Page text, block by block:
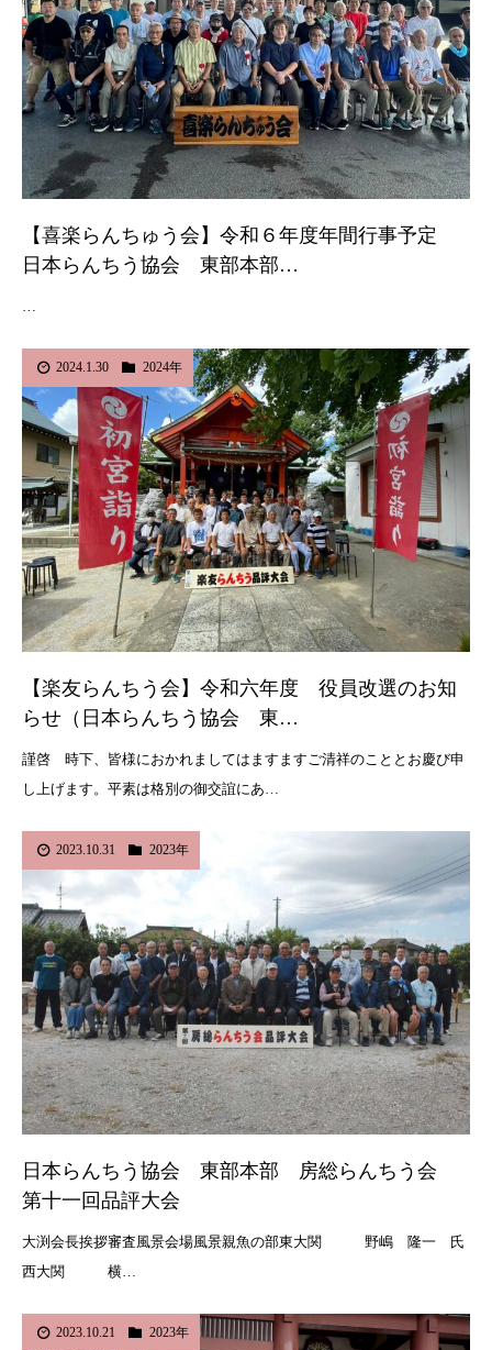
【喜楽らんちゅう会】令和６年度年間行事予定
日本らんちう協会 東部本部…
2024.1.30 2024年
【楽友らんちう会】令和六年度 役員改選のお知
らせ（日本らんちう協会 東…
謹啓 時下、皆様におかれましてはますますご清祥のこととお慶び申
し上げます。平素は格別の御交誼にあ…
2023.10.31 2023年
日本らんちう協会 東部本部 房総らんちう会
第十一回品評大会
大渕会長挨拶審査風景会場風景親魚の部東大関 野嶋 隆一 氏
西大関 横…
2023.10.21 2023年